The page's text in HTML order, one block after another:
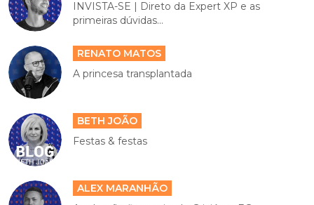
INVISTA-SE | Direto da Expert XP e as
primeiras dúvidas...
RENATO MATOS
A princesa transplantada
BETH JOÃO
Festas & festas
ALEX MARANHÃO